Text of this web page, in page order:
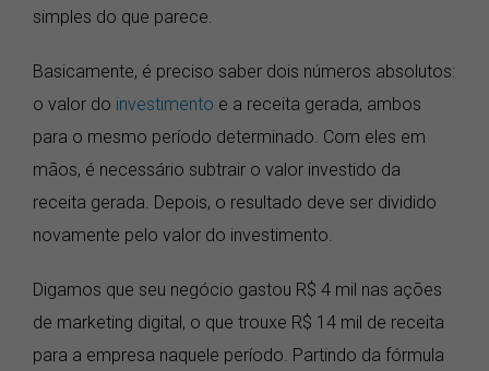
simples do que parece.
Basicamente, é preciso saber dois números absolutos:
o valor do investimento e a receita gerada, ambos
para o mesmo período determinado. Com eles em
mãos, é necessário subtrair o valor investido da
receita gerada. Depois, o resultado deve ser dividido
novamente pelo valor do investimento.
Digamos que seu negócio gastou R$ 4 mil nas ações
de marketing digital, o que trouxe R$ 14 mil de receita
para a empresa naquele período. Partindo da fórmula